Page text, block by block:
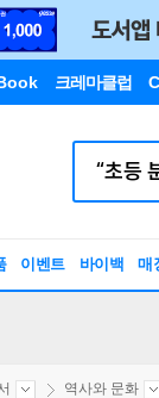
크레마클럽
이벤트 바이백 매
역사와 문화